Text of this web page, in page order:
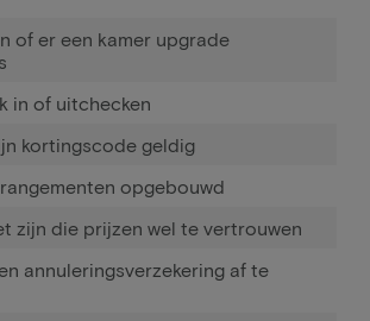
of er een kamer upgrade
in of uitchecken
kortingscode geldig
opgebouwd
zijn die prijzen wel te vertrouwen
annuleringsverzekering af te